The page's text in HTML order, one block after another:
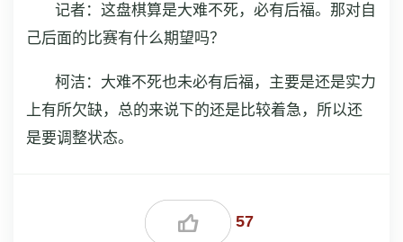
记者：这盘棋算是大难不死，必有后福。那对自
己后面的比赛有什么期望吗？
柯洁：大难不死也未必有后福，主要是还是实力
上有所欠缺，总的来说下的还是比较着急，所以还
是要调整状态。
57